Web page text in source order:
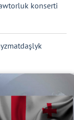
konserti